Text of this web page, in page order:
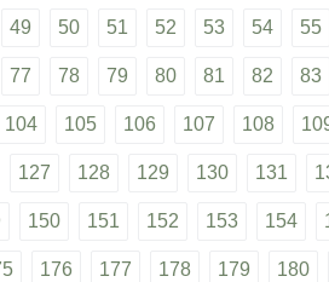
49 50 51 52 53 54 55
77 78 79 80 81 82 83
104 105 106 107 108
127 128 129 130 131
150 151 152 153 154
176 177 178 179 180